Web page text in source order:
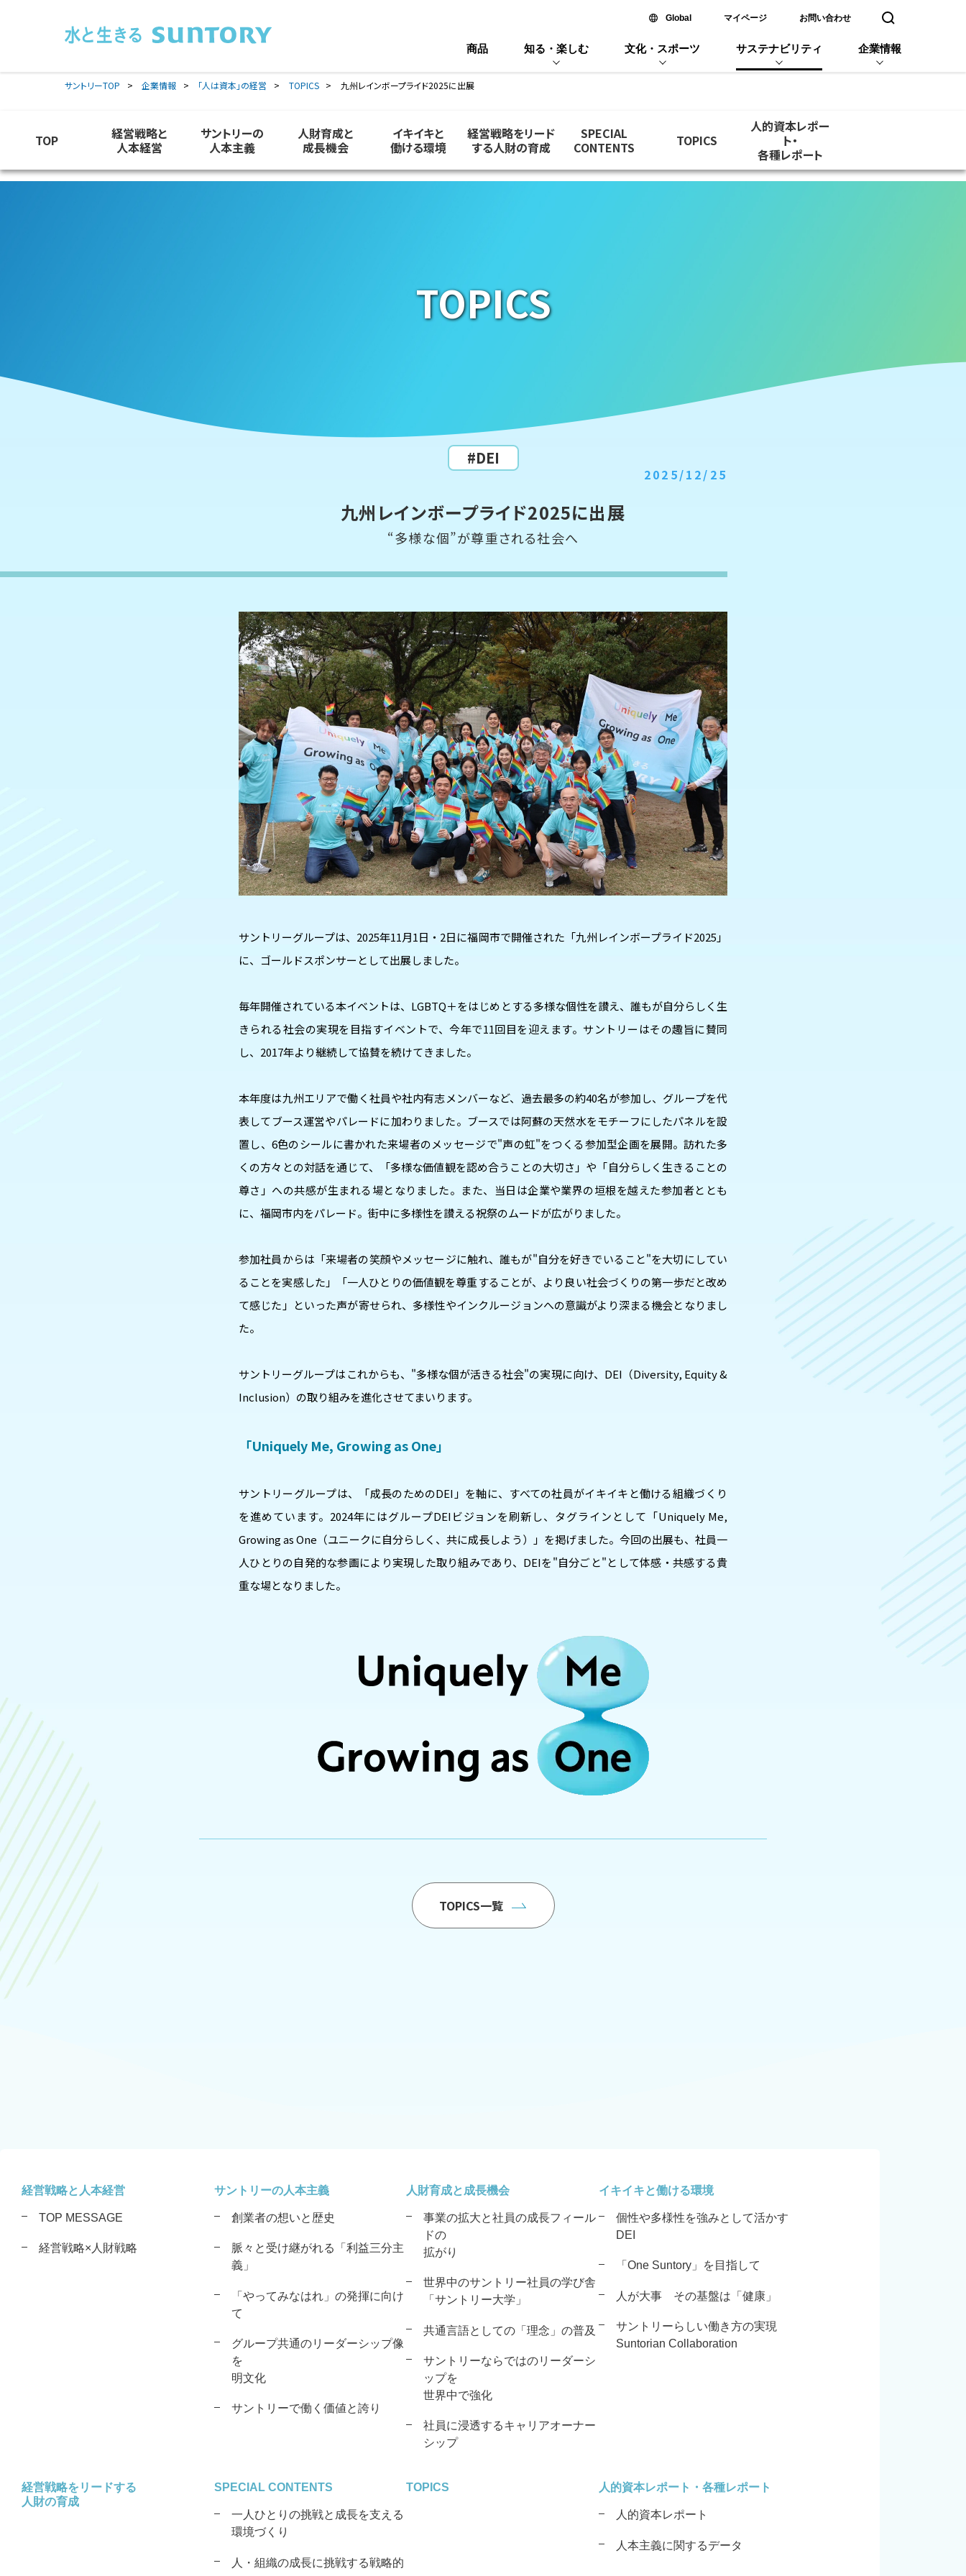
Global新しいウィンドウで開く
マイページ お問い合わせ 検索窓を開く
商品 知る・楽しむ 文化・スポーツ サステナビリティ 企業情報
サントリーTOP 企業情報 「人は資本」の経営 TOPICS 九州レインボープライド2025に出展
TOP
経営戦略と
人本経営
サントリーの
人本主義
人財育成と
成長機会
イキイキと
働ける環境
経営戦略をリード
する人財の育成
SPECIAL
CONTENTS
TOPICS
人的資本レポー
ト・
各種レポート
TOPICS
九州レインボープライド2025に出展
“多様な個”が尊重される社会へ
2025/12/25
#DEI
サントリーグループは、2025年11月1日・2日に福岡市で開催された「九州レインボープライド2025」
に、ゴールドスポンサーとして出展しました。
毎年開催されている本イベントは、LGBTQ＋をはじめとする多様な個性を讃え、誰もが自分らしく生
きられる社会の実現を目指すイベントで、今年で11回目を迎えます。サントリーはその趣旨に賛同
し、2017年より継続して協賛を続けてきました。
本年度は九州エリアで働く社員や社内有志メンバーなど、過去最多の約40名が参加し、グループを代
表してブース運営やパレードに加わりました。ブースでは阿蘇の天然水をモチーフにしたパネルを設
置し、6色のシールに書かれた来場者のメッセージで"声の虹"をつくる参加型企画を展開。訪れた多
くの方々との対話を通じて、「多様な価値観を認め合うことの大切さ」や「自分らしく生きることの
尊さ」への共感が生まれる場となりました。また、当日は企業や業界の垣根を越えた参加者ととも
に、福岡市内をパレード。街中に多様性を讃える祝祭のムードが広がりました。
参加社員からは「来場者の笑顔やメッセージに触れ、誰もが"自分を好きでいること"を大切にしてい
ることを実感した」「一人ひとりの価値観を尊重することが、より良い社会づくりの第一歩だと改め
て感じた」といった声が寄せられ、多様性やインクルージョンへの意識がより深まる機会となりまし
た。
サントリーグループはこれからも、"多様な個が活きる社会"の実現に向け、DEI（Diversity, Equity &
Inclusion）の取り組みを進化させてまいります。
「Uniquely Me, Growing as One」
サントリーグループは、「成長のためのDEI」を軸に、すべての社員がイキイキと働ける組織づくり
を進めています。2024年にはグループDEIビジョンを刷新し、タグラインとして「Uniquely Me,
Growing as One（ユニークに自分らしく、共に成長しよう）」を掲げました。今回の出展も、社員一
人ひとりの自発的な参画により実現した取り組みであり、DEIを"自分ごと"として体感・共感する貴
重な場となりました。
TOPICS一覧
経営戦略と人本経営
TOP MESSAGE
経営戦略×人財戦略
サントリーの人本主義
創業者の想いと歴史
脈々と受け継がれる「利益三分主
義」
「やってみなはれ」の発揮に向け
て
グループ共通のリーダーシップ像
を
明文化
サントリーで働く価値と誇り
人財育成と成長機会
事業の拡大と社員の成長フィール
ドの
拡がり
世界中のサントリー社員の学び舎
「サントリー大学」
共通言語としての「理念」の普及
サントリーならではのリーダーシ
ップを
世界中で強化
社員に浸透するキャリアオーナー
シップ
イキイキと働ける環境
個性や多様性を強みとして活かす
DEI
「One Suntory」を目指して
人が大事 その基盤は「健康」
サントリーらしい働き方の実現
Suntorian Collaboration
経営戦略をリードする
人財の育成
SPECIAL CONTENTS
一人ひとりの挑戦と成長を支える
環境づくり
人・組織の成長に挑戦する戦略的
TOPICS 人的資本レポート・各種レポート
人的資本レポート
人本主義に関するデータ